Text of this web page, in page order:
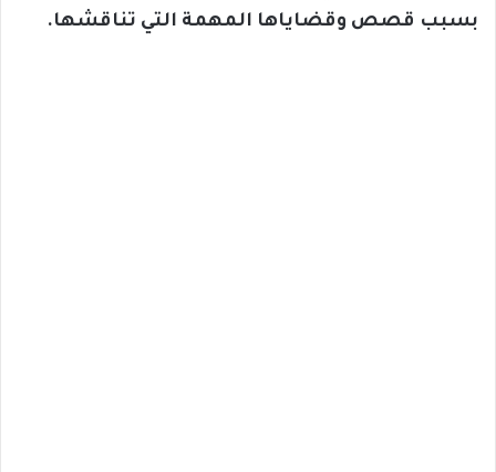
بسبب قصص وقضاياها المهمة التي تناقشها.